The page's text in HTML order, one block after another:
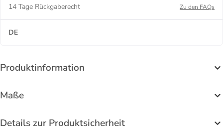
14 Tage Rückgaberecht
Zu den FAQs
DE
Produktinformation
Maße
Details zur Produktsicherheit